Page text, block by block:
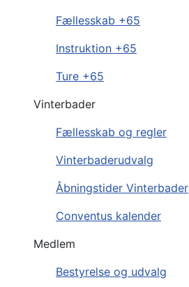
Fællesskab +65
Instruktion +65
Ture +65
Vinterbader
Fællesskab og regler
Vinterbaderudvalg
Åbningstider Vinterbader
Conventus kalender
Medlem
Bestyrelse og udvalg